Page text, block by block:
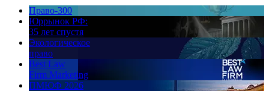
Право-300
Юррынок РФ:
35 лет спустя
Экологическое
право
Best Law
Firm Marketing
ПМЮФ 2026